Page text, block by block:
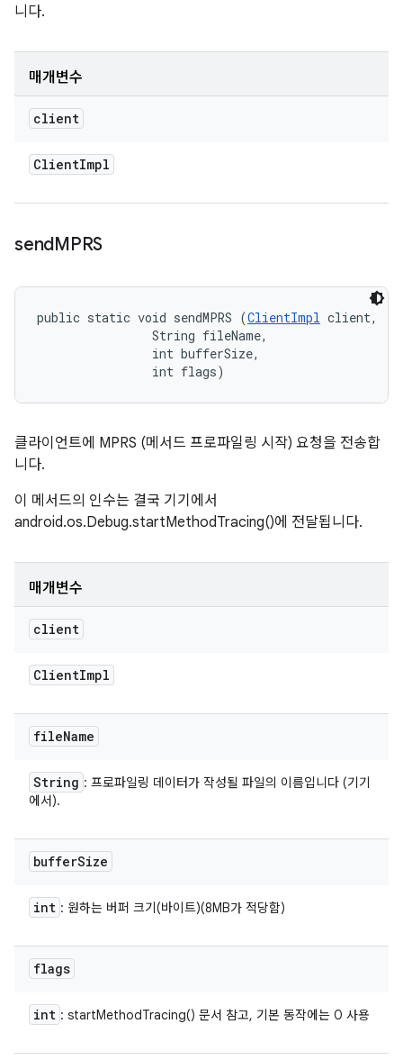
니다.
매개변수
client
ClientImpl
sendMPRS
public static void sendMPRS (ClientImpl client,
                String fileName,
                int bufferSize,
                int flags)
클라이언트에 MPRS (메서드 프로파일링 시작) 요청을 전송합
니다.
이 메서드의 인수는 결국 기기에서
android.os.Debug.startMethodTracing()에 전달됩니다.
매개변수
client
ClientImpl
fileName
String : 프로파일링 데이터가 작성될 파일의 이름입니다 (기기
에서).
bufferSize
int : 원하는 버퍼 크기(바이트)(8MB가 적당함)
flags
int : startMethodTracing() 문서 참고, 기본 동작에는 0 사용